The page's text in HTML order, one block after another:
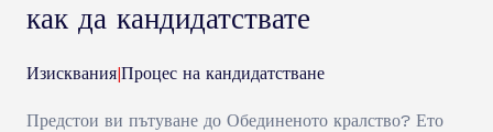
как да кандидатствате
Изисквания|Процес на кандидатстване
Предстои ви пътуване до Обединеното кралство? Ето